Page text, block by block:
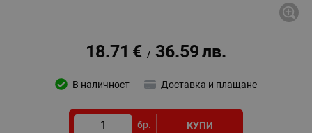
18.71 € / 36.59лв.
В наличност Доставка и плащане
бр. КУПИ